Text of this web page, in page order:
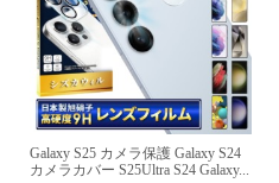
Galaxy S25 カメラ保護 Galaxy S24
カメラカバー S25Ultra S24 Galaxy...